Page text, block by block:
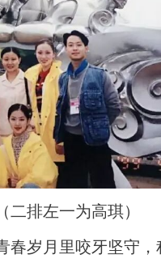
二排左一为高琪）
岁月里咬牙坚守